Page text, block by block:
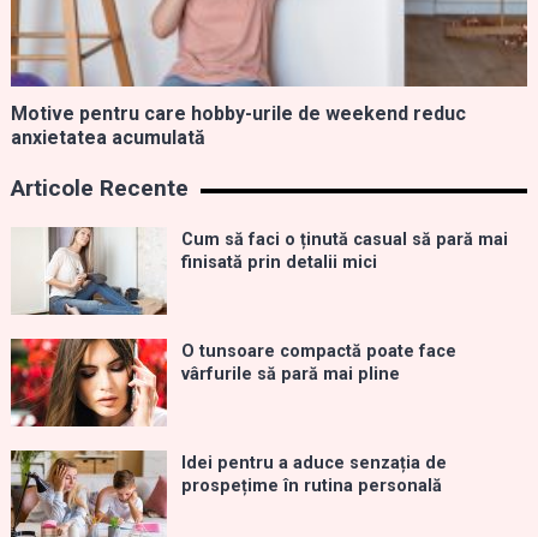
Motive pentru care hobby-urile de weekend reduc
anxietatea acumulată
Articole Recente
Cum să faci o ținută casual să pară mai
finisată prin detalii mici
O tunsoare compactă poate face
vârfurile să pară mai pline
Idei pentru a aduce senzația de
prospețime în rutina personală